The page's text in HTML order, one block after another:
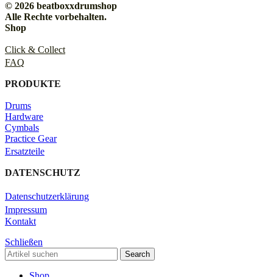
© 2026 beatboxxdrumshop
Alle Rechte vorbehalten.
Shop
Click & Collect
FAQ
PRODUKTE
Drums
Hardware
Cymbals
Practice Gear
Ersatzteile
DATENSCHUTZ
Datenschutzerklärung
Impressum
Kontakt
Schließen
Search
Shop